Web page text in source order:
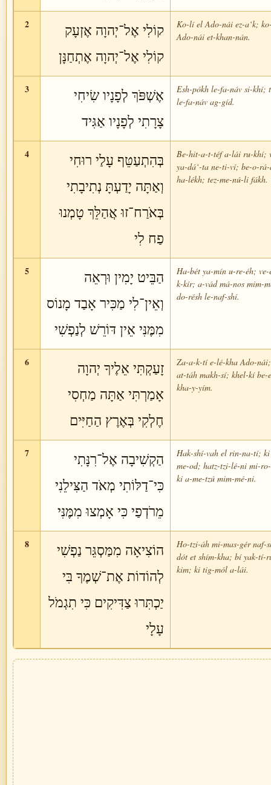
2
קוֹלִי אֶל־יְהוָה אֶזְעָק
קוֹלִי אֶל־יְהוָה אֶתְחַנָּן
Ko-lí el Ado-nái ez-a‘k;
Ado-nái et-khan-nán.
3
אֶשְׁפֹּךְ לְפָנָיו שִׂיחִי
צָרָתִי לְפָנָיו אַגִּיד
Esh-pókh le-fa-náv si-khí;
le-fa-náv ag-gíd.
4
בְּהִתְעַטֵּף עָלַי רוּחִי
וְאַתָּה יָדַעְתָּ נְתִיבָתִי
בְּאֹרַח־זוּ אֲהַלֵּךְ טָמְנוּ
פַח לִי
Be-hit-a-t-téf a-lái ru-khí;
ya-dá‘-ta ne-ti-ví; be-o-
ha-lékh; tez-me-nú-li fákh.
5
הַבֵּיט יָמִין וּרְאֵה
וְאֵין־לִי מַכִּיר אָבַד מָנוֹס
מִמֶּנִּי אֵין דּוֹרֵשׁ לְנַפְשִׁי
Ha-bét ya-mín u-re-éh;
k-kír; a-vád má-nos mim-
do-résh le-naf-shí.
6
זָעַקְתִּי אֵלֶיךָ יְהוָה
אָמַרְתִּי אַתָּה מַחְסִי
חֶלְקִי בְּאֶרֶץ הַחַיִּים
Za-a-k-tí e-lé-kha Ado-
at-táh makh-sí; khel-kí be-
kha-y-yím.
7
הַקְשִׁיבָה אֶל־רִנָּתִי
כִּי־דַלּוֹתִי מְאֹד הַצִּילֵנִי
מֵרֹדְפַי כִּי אָמְצוּ מִמֶּנִּי
Hak-shí-vah el rin-na-tí;
me-od; hatz-tzi-lé-ni mi-
ki a-me-tzú mim-mé-ni.
8
הוֹצִיאָה מִמַּסְגֵּר נַפְשִׁי
לְהוֹדוֹת אֶת־שְׁמֶךָ בִּי
יַכְתִּרוּ צַדִּיקִים כִּי תִגְמֹל
עָלָי
Ho-tzi-áh mi-mas-gér naf-
dót et shím-kha; bí yak-tí-
kim; ki tig-mól a-lái.